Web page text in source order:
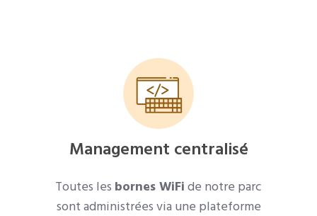
Management centralisé
Toutes les bornes WiFi de notre parc
sont administrées via une plateforme